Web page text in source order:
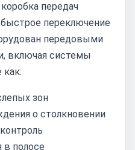
передач
переключение
передовыми
включая системы
зон
о столкновении
в полосе